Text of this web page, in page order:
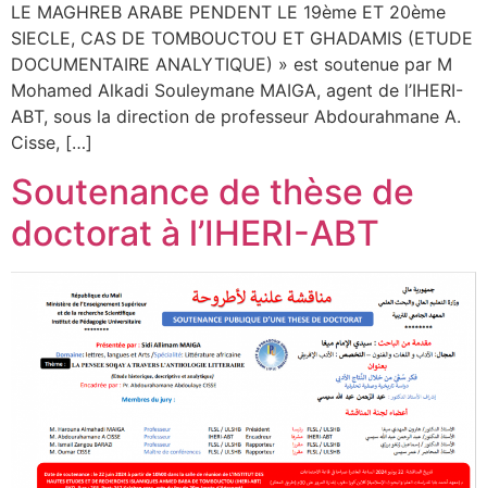
LE MAGHREB ARABE PENDENT LE 19ème ET 20ème
SIECLE, CAS DE TOMBOUCTOU ET GHADAMIS (ETUDE
DOCUMENTAIRE ANALYTIQUE) » est soutenue par M
Mohamed Alkadi Souleymane MAIGA, agent de l’IHERI-
ABT, sous la direction de professeur Abdourahmane A.
Cisse, […]
Soutenance de thèse de
doctorat à l’IHERI-ABT